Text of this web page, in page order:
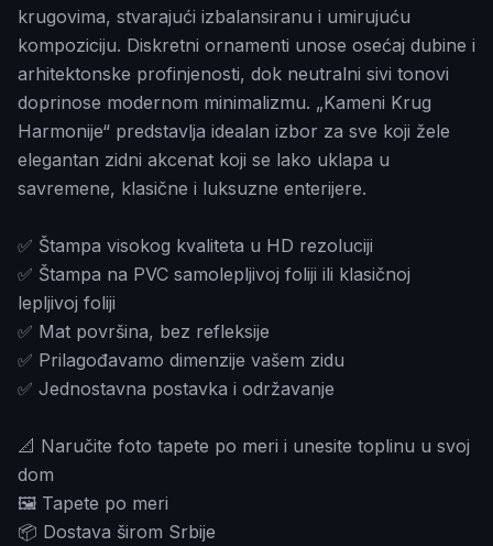
krugovima, stvarajući izbalansiranu i umirujuću
kompoziciju. Diskretni ornamenti unose osećaj dubine i
arhitektonske profinjenosti, dok neutralni sivi tonovi
doprinose modernom minimalizmu. „Kameni Krug
Harmonije“ predstavlja idealan izbor za sve koji žele
elegantan zidni akcenat koji se lako uklapa u
savremene, klasične i luksuzne enterijere.
✅ Štampa visokog kvaliteta u HD rezoluciji
✅ Štampa na PVC samolepljivoj foliji ili klasičnoj
lepljivoj foliji
✅ Mat površina, bez refleksije
✅ Prilagođavamo dimenzije vašem zidu
✅ Jednostavna postavka i održavanje
📐 Naručite foto tapete po meri i unesite toplinu u svoj
dom
🖼️ Tapete po meri
📦 Dostava širom Srbije